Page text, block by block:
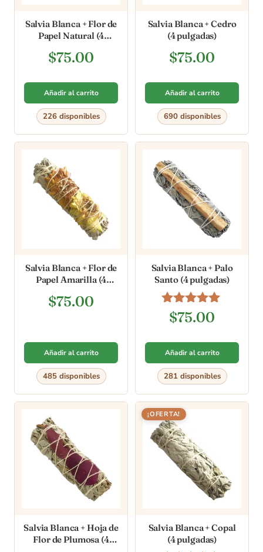
Salvia Blanca + Flor de
Papel Natural (4
$75.00
Añadir al carrito
226 disponibles
Salvia Blanca + Cedro
(4 pulgadas)
$75.00
Añadir al carrito
690 disponibles
Salvia Blanca + Flor de
Papel Amarilla (4
$75.00
Añadir al carrito
485 disponibles
Salvia Blanca + Palo
Santo (4 pulgadas)
Valorado en
5.00
$75.00
Añadir al carrito
281 disponibles
Salvia Blanca + Hoja de
Flor de Plumosa (4
¡OFERTA!
Salvia Blanca + Copal
(4 pulgadas)